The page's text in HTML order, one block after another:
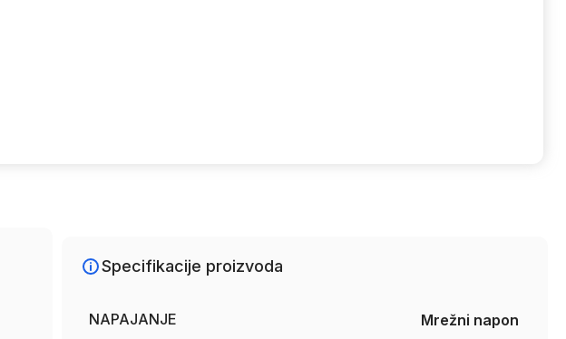
Specifikacije proizvoda
NAPAJANJE Mrežni napon